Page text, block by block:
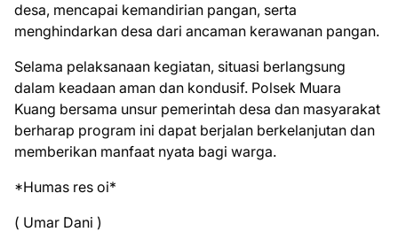
desa, mencapai kemandirian pangan, serta
menghindarkan desa dari ancaman kerawanan pangan.
Selama pelaksanaan kegiatan, situasi berlangsung
dalam keadaan aman dan kondusif. Polsek Muara
Kuang bersama unsur pemerintah desa dan masyarakat
berharap program ini dapat berjalan berkelanjutan dan
memberikan manfaat nyata bagi warga.
*Humas res oi*
( Umar Dani )